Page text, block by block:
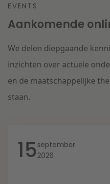
EVENTS
Aankomende
We delen diepgaande
inzichten over actuele
en de maatschappelijke
staan.
15september
2026